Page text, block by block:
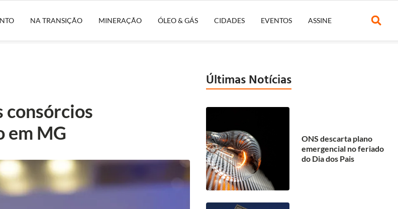
NA TRANSIÇÃO MINERAÇÃO ÓLEO & GÁS CIDADES EVENTOS ASSINE
consórcios
em MG
Últimas Notícias
ONS descarta plano
emergencial no feriado
do Dia dos Pais